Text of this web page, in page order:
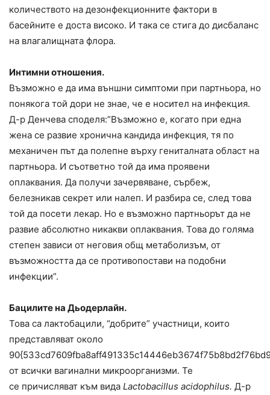
количеството на дезонфекционните фактори в
басейните е доста високо. И така се стига до дисбаланс
на влагалищната флора.
Интимни отношения.
Възможно е да има външни симптоми при партньора, но
понякога той дори не знае, че е носител на инфекция.
Д-р Денчева споделя:”Възможно е, когато при една
жена се развие хронична кандида инфекция, тя по
механичен път да полепне върху гениталната област на
партньора. И съответно той да има проявени
оплаквания. Да получи зачервяване, сърбеж,
белезникав секрет или налеп. И разбира се, след това
той да посети лекар. Но е възможно партньорът да не
развие абсолютно никакви оплаквания. Това до голяма
степен зависи от неговия общ метаболизъм, от
възможността да се противопостави на подобни
инфекции”.
Бацилите на Дьодерлайн.
Това са лактобацили, “добрите” участници, които
представляват около
от всички вагинални микроорганизми. Те
се причисляват към вида Lactobacillus acidophilus. Д-р